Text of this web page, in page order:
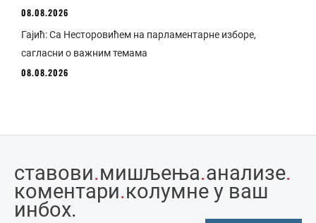
08.08.2026
Гајић: Са Несторовићем на парламентарне изборе,
сагласни о важним темама
08.08.2026
ставови.мишљења.анализе.
коментари.колумне у ваш
инбоx.